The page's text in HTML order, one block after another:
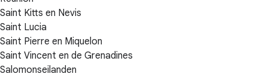
Saint Kitts en Nevis
Saint Lucia
Saint Pierre en Miquelon
Saint Vincent en de Grenadines
Salomonseilanden